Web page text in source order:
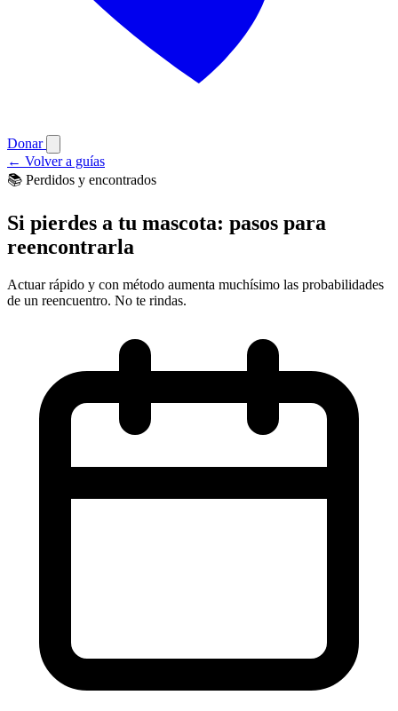
Donar
← Volver a guías
📚 Perdidos y encontrados
Si pierdes a tu mascota: pasos para
reencontrarla
Actuar rápido y con método aumenta muchísimo las probabilidades
de un reencuentro. No te rindas.